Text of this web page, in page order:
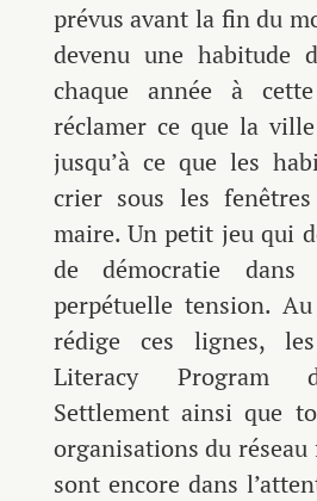
prévus avant la fin du
devenu une habitude
chaque année à
réclamer ce que la
jusqu’à ce que les
crier sous les
maire. Un petit jeu qui
de démocratie
perpétuelle tension.
rédige ces lignes,
Literacy Program
Settlement ainsi que
organisations du réseau
sont encore dans